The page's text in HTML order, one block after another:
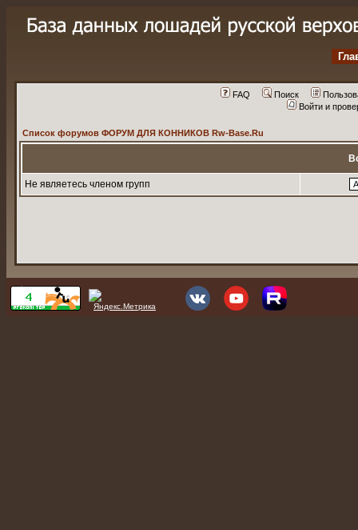
FAQ Поиск
Войти и
Список форумов ФОРУМ ДЛЯ КОННИКОВ Rw-Base.Ru
Не являетесь членом групп